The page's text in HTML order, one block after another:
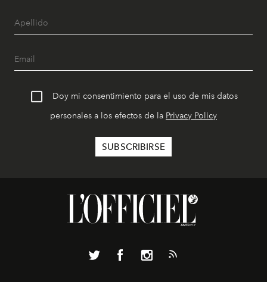
Doy mi consentimiento para el uso de mis datos
personales a los efectos de la Privacy Policy